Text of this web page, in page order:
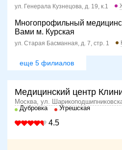
ул. Генерала Кузнецова, д. 19, к.1
Многопрофильный
Вами м. Курская
ул. Старая Басманная, д. 7, стр. 1
еще 5 филиалов
Медицинский центр
Москва, ул.
Дубровка
Угрешская
4.5